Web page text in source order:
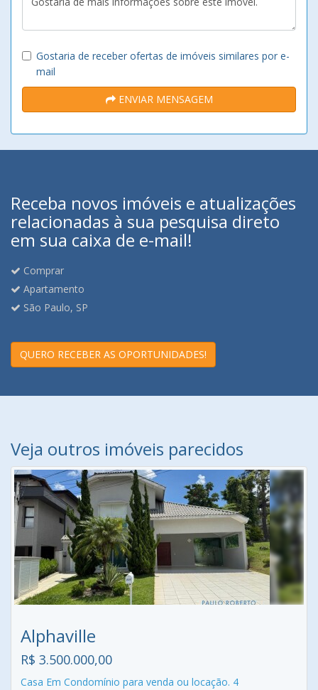
Gostaria de receber ofertas de imóveis similares por e-
mail
ENVIAR MENSAGEM
Receba novos imóveis e atualizações
relacionadas à sua pesquisa direto
em sua caixa de e-mail!
Comprar
Apartamento
São Paulo, SP
QUERO RECEBER AS OPORTUNIDADES!
Veja outros imóveis parecidos
Alphaville
R$ 3.500.000,00
Casa Em Condomínio para venda ou locação. 4